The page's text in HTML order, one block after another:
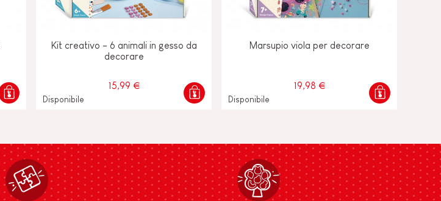
Kit creativo - 6 animali in gesso da
decorare
15,99 €
Disponibile
Marsupio viola per decorare
19,98 €
Disponibile